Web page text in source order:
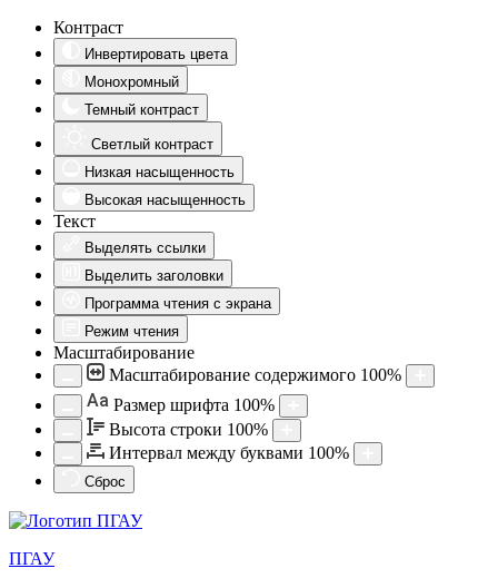
Контраст
Инвертировать цвета
Монохромный
Темный контраст
Светлый контраст
Низкая насыщенность
Высокая насыщенность
Текст
Выделять ссылки
Выделить заголовки
Программа чтения с экрана
Режим чтения
Масштабирование
Масштабирование содержимого 100%
Aa Размер шрифта 100%
Высота строки 100%
Интервал между буквами 100%
Сброс
ПГАУ